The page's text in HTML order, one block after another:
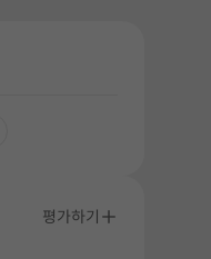
평가하기